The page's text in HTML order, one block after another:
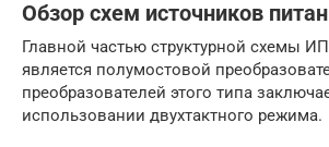
Обзор схем источников
Главной частью структурной схемы
является полумостовой
преобразователей этого типа
использовании двухтактного режима.